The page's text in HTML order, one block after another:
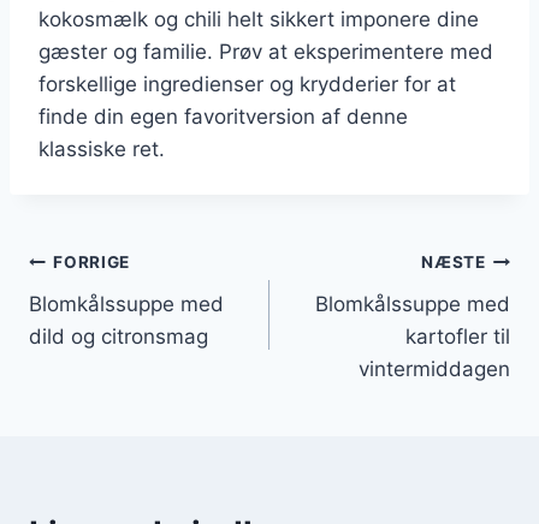
kokosmælk og chili helt sikkert imponere dine
gæster og familie. Prøv at eksperimentere med
forskellige ingredienser og krydderier for at
finde din egen favoritversion af denne
klassiske ret.
Indlægsnavigation
FORRIGE
Blomkålssuppe med
dild og citronsmag
NÆSTE
Blomkålssuppe med
kartofler til
vintermiddagen